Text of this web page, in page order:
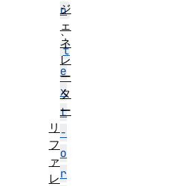
n
、
t
e
x
t
-
o
r
ジ
ェ
ネ
レ
ー
タ
ー
リ
フ
ァ
レ